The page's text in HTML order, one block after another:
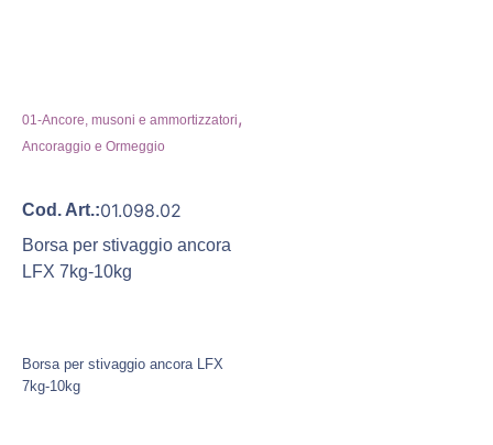
01-Ancore, musoni e ammortizzatori,
Ancoraggio e Ormeggio
Cod. Art.:01.098.02
Borsa per stivaggio ancora
LFX 7kg-10kg
Borsa per stivaggio ancora LFX
7kg-10kg